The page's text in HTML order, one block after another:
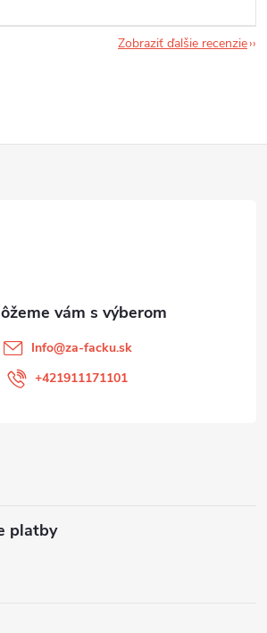
Zobraziť ďalšie recenzie
platby
Info@za-facku.sk
+421911171101